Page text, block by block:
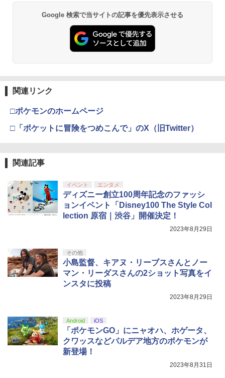
Google 検索で当サイトの記事を優先表示させる
関連リンク
□ポケモンのホームページ
□「ポケットに冒険をつめこんで」のX（旧Twitter）
関連記事
イベント エンタメ
ディズニー創立100周年記念のファッシ
ョンイベント「Disney100 The Style Col
lection 原宿｜渋谷」開催決定！
2023年8月29日
その他
小島監督、キアヌ・リーブスさんとノー
マン・リーダスさんの2ショット写真をイ
ンスタに投稿
2023年8月29日
Android iOS
「ポケモンGO」にニャオハ、ホゲータ、
クワッスなどパルデア地方のポケモンが
新登場！
2023年8月31日